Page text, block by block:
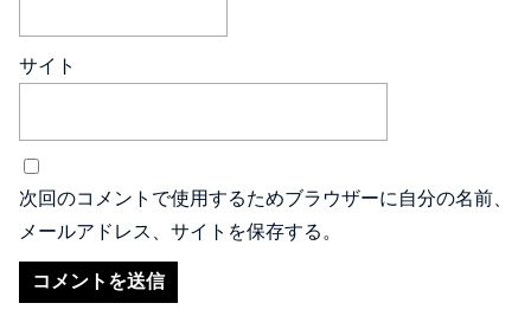
サイト
次回のコメントで使用するためブラウザーに自分の名前、
メールアドレス、サイトを保存する。